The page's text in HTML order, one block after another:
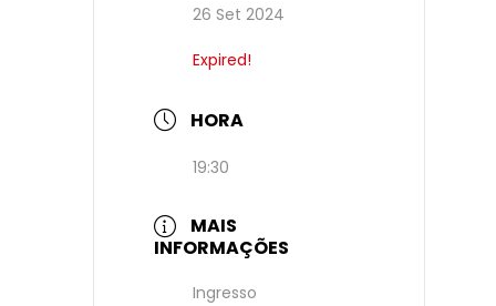
26 Set 2024
Expired!
HORA
19:30
MAIS
INFORMAÇÕES
Ingresso